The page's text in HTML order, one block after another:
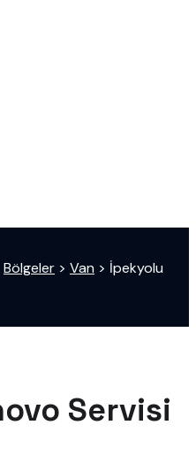
Bölgeler > Van > İpekyolu
Servisi